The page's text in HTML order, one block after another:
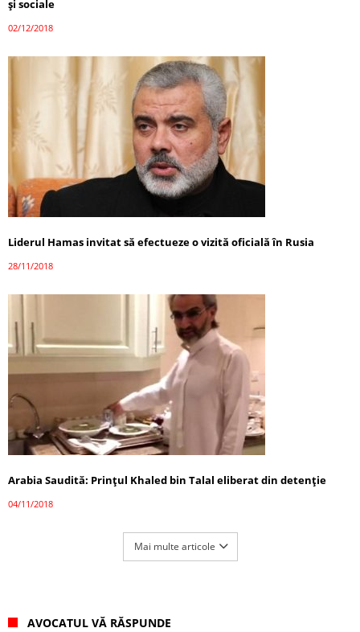
și sociale
02/12/2018
Liderul Hamas invitat să efectueze o vizită oficială în Rusia
28/11/2018
Arabia Saudită: Prințul Khaled bin Talal eliberat din detenție
04/11/2018
Mai multe articole
AVOCATUL VĂ RĂSPUNDE